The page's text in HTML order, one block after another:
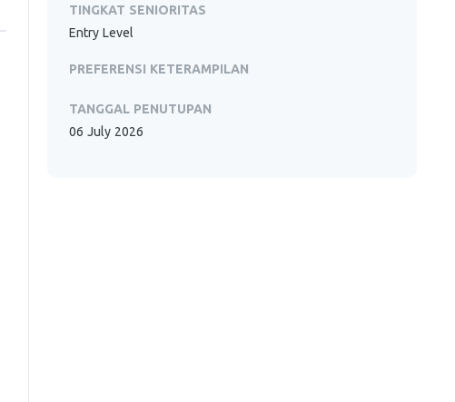
TINGKAT SENIORITAS
Entry Level
PREFERENSI KETERAMPILAN
TANGGAL PENUTUPAN
06 July 2026